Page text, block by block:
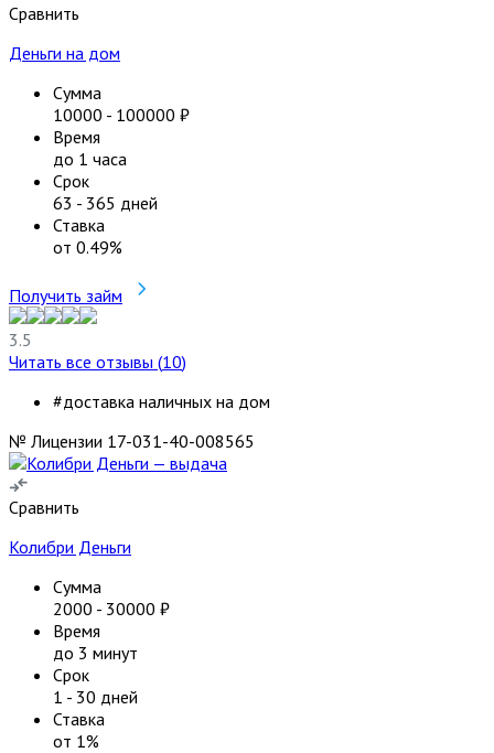
Сравнить
Деньги на дом
Сумма
10000 - 100000 ₽
Время
до 1 часа
Срок
63 - 365 дней
Ставка
от 0.49%
Получить займ
3.5
Читать все отзывы (10)
#доставка наличных на дом
№ Лицензии 17-031-40-008565
Сравнить
Колибри Деньги
Сумма
2000 - 30000 ₽
Время
до 3 минут
Срок
1 - 30 дней
Ставка
от 1%